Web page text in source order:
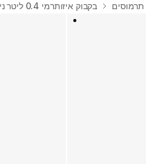
תרמוסים בקבוק איזותרמי 0.4 ליטר נירוסטה עם כוס לטיולים